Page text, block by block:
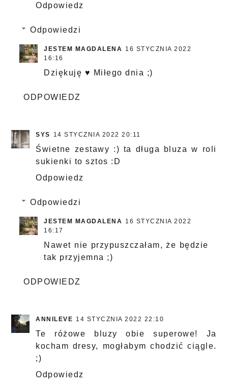
Odpowiedz
Odpowiedzi
JESTEM MAGDALENA
16 STYCZNIA 2022
16:16
Dziękuję ♥ Miłego dnia ;)
ODPOWIEDZ
SYS 14 STYCZNIA 2022 20:11
Świetne zestawy :) ta długa bluza w roli
sukienki to sztos :D
Odpowiedz
Odpowiedzi
JESTEM MAGDALENA
16 STYCZNIA 2022
16:17
Nawet nie przypuszczałam, że będzie
tak przyjemna ;)
ODPOWIEDZ
ANNILEVE 14 STYCZNIA 2022 22:10
Te różowe bluzy obie superowe! Ja
kocham dresy, mogłabym chodzić ciągle.
;)
Odpowiedz